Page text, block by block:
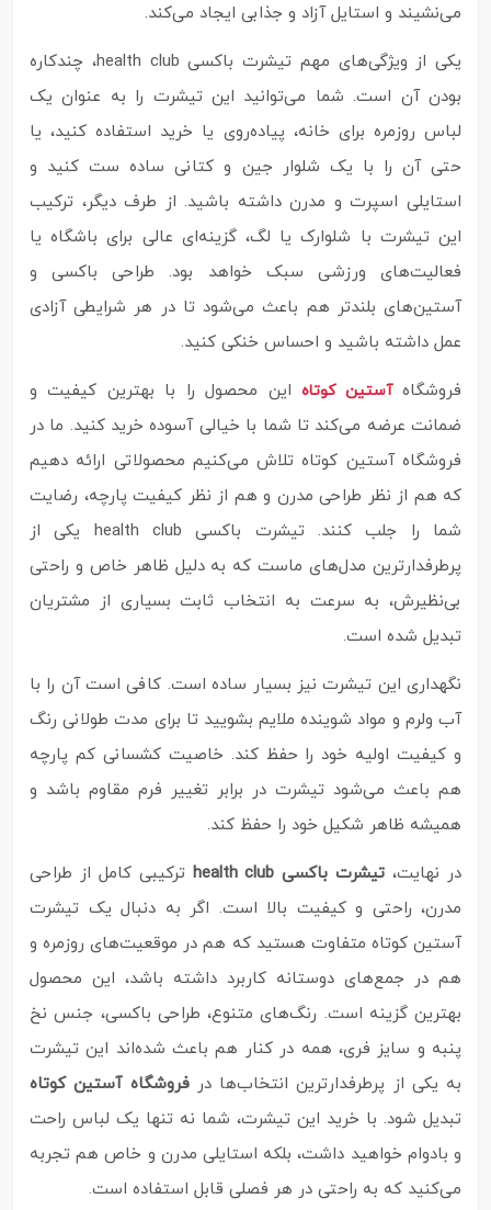
می‌نشیند و استایل آزاد و جذابی ایجاد می‌کند.
یکی از ویژگی‌های مهم تیشرت باکسی health club، چندکاره
بودن آن است. شما می‌توانید این تیشرت را به عنوان یک
لباس روزمره برای خانه، پیاده‌روی یا خرید استفاده کنید، یا
حتی آن را با یک شلوار جین و کتانی ساده ست کنید و
استایلی اسپرت و مدرن داشته باشید. از طرف دیگر، ترکیب
این تیشرت با شلوارک یا لگ، گزینه‌ای عالی برای باشگاه یا
فعالیت‌های ورزشی سبک خواهد بود. طراحی باکسی و
آستین‌های بلندتر هم باعث می‌شود تا در هر شرایطی آزادی
عمل داشته باشید و احساس خنکی کنید.
فروشگاهآستین کوتاهاین محصول را با بهترین کیفیت و
ضمانت عرضه می‌کند تا شما با خیالی آسوده خرید کنید. ما در
فروشگاه آستین کوتاه تلاش می‌کنیم محصولاتی ارائه دهیم
که هم از نظر طراحی مدرن و هم از نظر کیفیت پارچه، رضایت
شما را جلب کنند. تیشرت باکسی health club یکی از
پرطرفدارترین مدل‌های ماست که به دلیل ظاهر خاص و راحتی
بی‌نظیرش، به سرعت به انتخاب ثابت بسیاری از مشتریان
تبدیل شده است.
نگهداری این تیشرت نیز بسیار ساده است. کافی است آن را با
آب ولرم و مواد شوینده ملایم بشویید تا برای مدت طولانی رنگ
و کیفیت اولیه خود را حفظ کند. خاصیت کشسانی کم پارچه
هم باعث می‌شود تیشرت در برابر تغییر فرم مقاوم باشد و
همیشه ظاهر شکیل خود را حفظ کند.
در نهایت، تیشرت باکسی health club
ترکیبی کامل از طراحی
مدرن، راحتی و کیفیت بالا است. اگر به دنبال یک تیشرت
آستین کوتاه متفاوت هستید که هم در موقعیت‌های روزمره و
هم در جمع‌های دوستانه کاربرد داشته باشد، این محصول
بهترین گزینه است. رنگ‌های متنوع، طراحی باکسی، جنس نخ
پنبه و سایز فری، همه در کنار هم باعث شده‌اند این تیشرت
به یکی از پرطرفدارترین انتخاب‌ها درفروشگاه آستین کوتاه
تبدیل شود. با خرید این تیشرت، شما نه تنها یک لباس راحت
و بادوام خواهید داشت، بلکه استایلی مدرن و خاص هم تجربه
می‌کنید که به راحتی در هر فصلی قابل استفاده است.